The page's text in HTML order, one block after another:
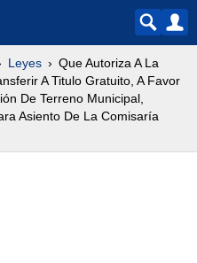
Leyes
Que Autoriza A La
A Titulo Gratuito, A Favor
De Terreno Municipal,
Asiento De La Comisaría